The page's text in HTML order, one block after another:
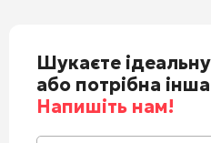
Шукаєте
або потрібна
Напишіть нам!